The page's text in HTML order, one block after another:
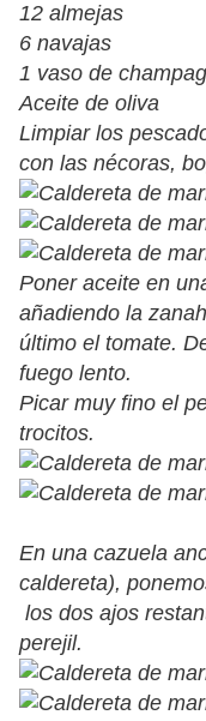
12 almejas
6 navajas
1 vaso de
Aceite de oliva
Limpiar los
con las nécoras,
Poner aceite en
añadiendo la
último el tomate.
fuego lento.
Picar muy fino el
trocitos.
En una cazuela
caldereta),
los dos ajos
perejil.